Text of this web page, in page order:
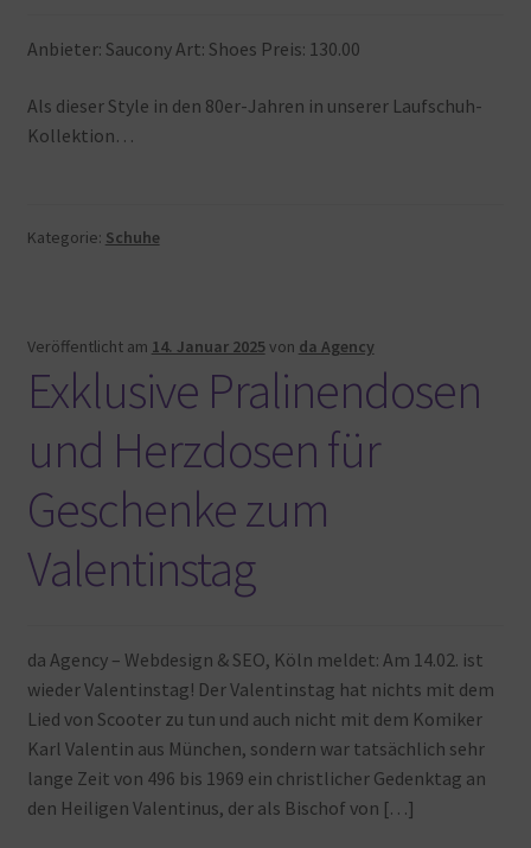
Anbieter: Saucony Art: Shoes Preis: 130.00
Als dieser Style in den 80er-Jahren in unserer Laufschuh-
Kollektion…
Kategorie: Schuhe
Veröffentlicht am 14. Januar 2025von da Agency
Exklusive Pralinendosen
und Herzdosen für
Geschenke zum
Valentinstag
da Agency – Webdesign & SEO, Köln meldet: Am 14.02. ist
wieder Valentinstag! Der Valentinstag hat nichts mit dem
Lied von Scooter zu tun und auch nicht mit dem Komiker
Karl Valentin aus München, sondern war tatsächlich sehr
lange Zeit von 496 bis 1969 ein christlicher Gedenktag an
den Heiligen Valentinus, der als Bischof von […]